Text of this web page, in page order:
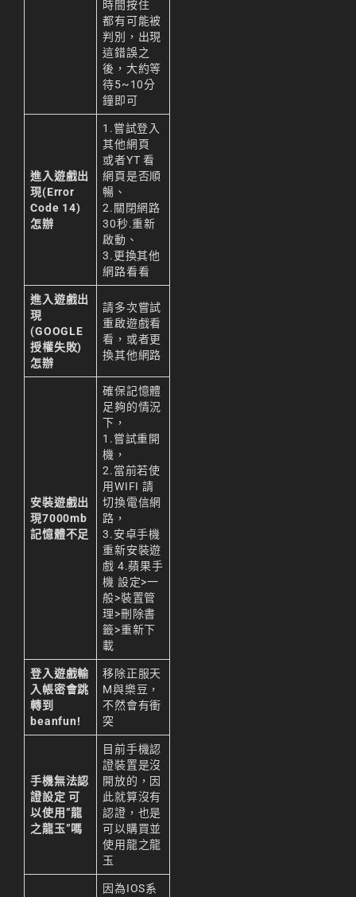
時間按住
都有可能被
判別，出現
這錯誤之
後，大約等
待5~10分
鐘即可
進入遊戲出
現(Error
Code 14)
怎辦
1.嘗試登入
其他網頁
或者YT 看
網頁是否順
暢、
2.關閉網路
30秒.重新
啟動、
3.更換其他
網路看看
進入遊戲出
現
(GOOGLE
授權失敗)
怎辦
請多次嘗試
重啟遊戲看
看，或者更
換其他網路
安裝遊戲出
現7000mb
記憶體不足
確保記憶體
足夠的情況
下，
1.嘗試重開
機，
2.當前若使
用WIFI 請
切換電信網
路，
3.安卓手機
重新安裝遊
戲 4.蘋果手
機 設定>一
般>裝置管
理>刪除書
籤>重新下
載
登入遊戲輸
入帳密會跳
轉到
beanfun!
移除正服天
M與樂豆，
不然會有衝
突
手機無法認
證設定 可
以使用”龍
之龍玉”嗎
目前手機認
證裝置是沒
開放的，因
此就算沒有
認證，也是
可以購買並
使用龍之龍
玉
因為IOS系